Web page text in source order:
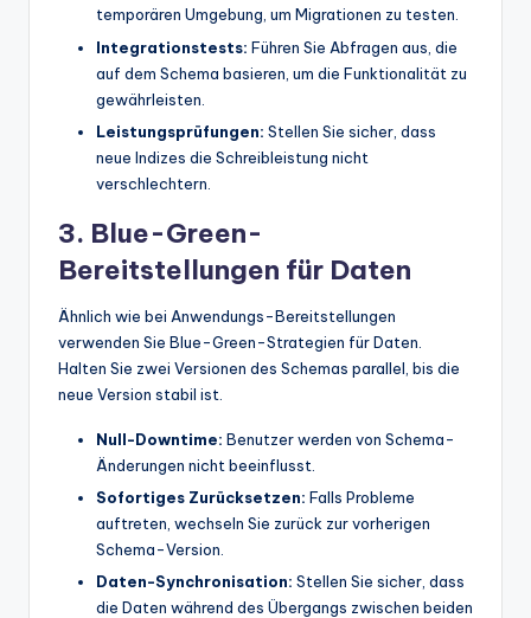
temporären Umgebung, um Migrationen zu testen.
Integrationstests: Führen Sie Abfragen aus, die
auf dem Schema basieren, um die Funktionalität zu
gewährleisten.
Leistungsprüfungen: Stellen Sie sicher, dass
neue Indizes die Schreibleistung nicht
verschlechtern.
3. Blue-Green-
Bereitstellungen für Daten
Ähnlich wie bei Anwendungs-Bereitstellungen
verwenden Sie Blue-Green-Strategien für Daten.
Halten Sie zwei Versionen des Schemas parallel, bis die
neue Version stabil ist.
Null-Downtime: Benutzer werden von Schema-
Änderungen nicht beeinflusst.
Sofortiges Zurücksetzen: Falls Probleme
auftreten, wechseln Sie zurück zur vorherigen
Schema-Version.
Daten-Synchronisation: Stellen Sie sicher, dass
die Daten während des Übergangs zwischen beiden